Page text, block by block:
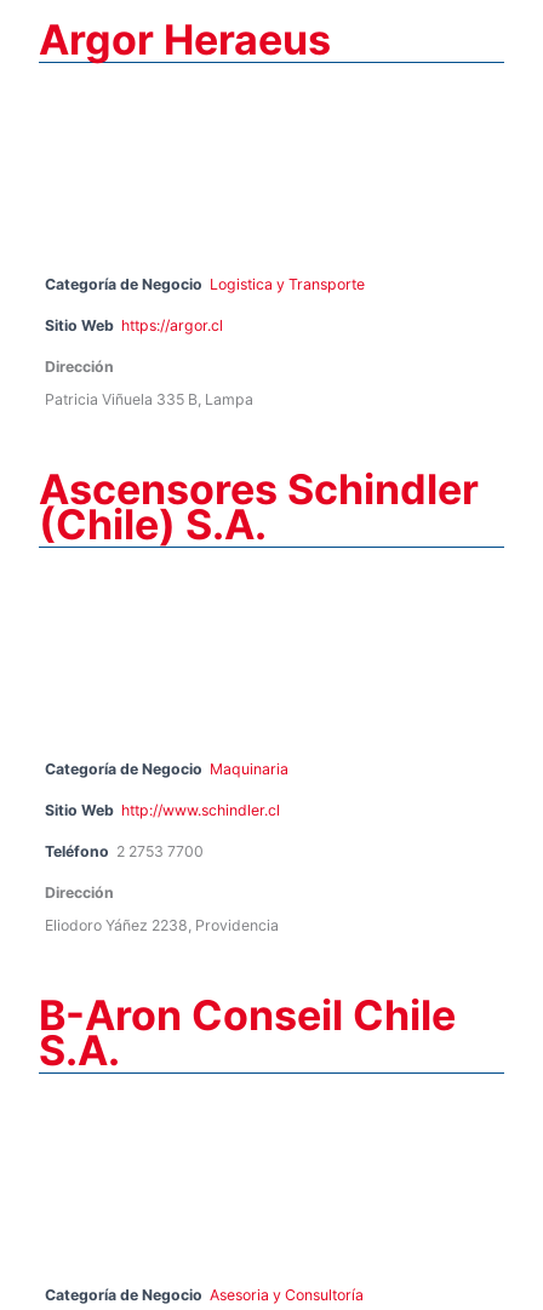
Argor Heraeus
Categoría de Negocio Logistica y Transporte
Sitio Web https://argor.cl
Dirección
Patricia Viñuela 335 B, Lampa
Ascensores Schindler
(Chile) S.A.
Categoría de Negocio Maquinaria
Sitio Web http://www.schindler.cl
Teléfono 2 2753 7700
Dirección
Eliodoro Yáñez 2238, Providencia
B-Aron Conseil Chile
S.A.
Categoría de Negocio Asesoria y Consultoría